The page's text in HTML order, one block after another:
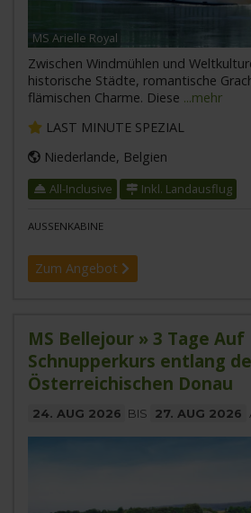
MS Arielle Royal
Zwischen Windmühlen und
historische Städte, romantische
flämischen Charme. Diese ...mehr
LAST MINUTE SPEZIAL
Niederlande, Belgien
All-Inclusive Inkl. Landausflug
AUSSENKABINE
Zum Angebot
MS Bellejour » 3 Tage Auf
Schnupperkurs entlang
Österreichischen Donau
24. AUG 2026 BIS 27. AUG 2026